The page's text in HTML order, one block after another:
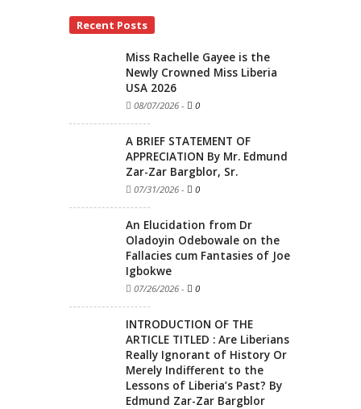
Recent Posts
Miss Rachelle Gayee is the
Newly Crowned Miss Liberia
USA 2026
08/07/2026 - 0
A BRIEF STATEMENT OF
APPRECIATION By Mr. Edmund
Zar-Zar Bargblor, Sr.
07/31/2026 - 0
An Elucidation from Dr
Oladoyin Odebowale on the
Fallacies cum Fantasies of Joe
Igbokwe
07/26/2026 - 0
INTRODUCTION OF THE
ARTICLE TITLED : Are Liberians
Really Ignorant of History Or
Merely Indifferent to the
Lessons of Liberia’s Past? By
Edmund Zar-Zar Bargblor